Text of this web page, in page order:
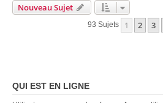
Nouveau Sujet
93 Sujets 1 2 3
QUI EST EN LIGNE